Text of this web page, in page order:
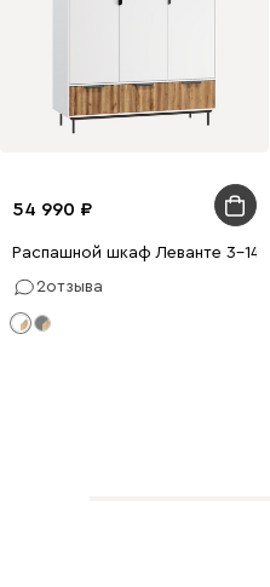
54 990
Распашной шкаф Леванте 3-
2отзыва